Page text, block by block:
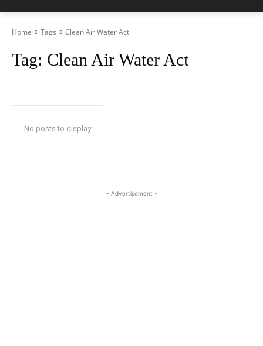
Home Tags Clean Air Water Act
Tag: Clean Air Water Act
No posts to display
- Advertisement -